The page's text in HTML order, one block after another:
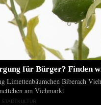
für Bürger? Finden
Limettenbäumchen Biberach
am Viehmarkt
STADTKULTUR